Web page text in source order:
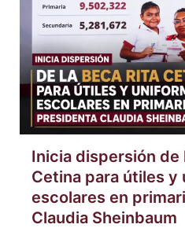
Inicia dispersión de
Cetina para útiles y
escolares en
Claudia Sheinbaum